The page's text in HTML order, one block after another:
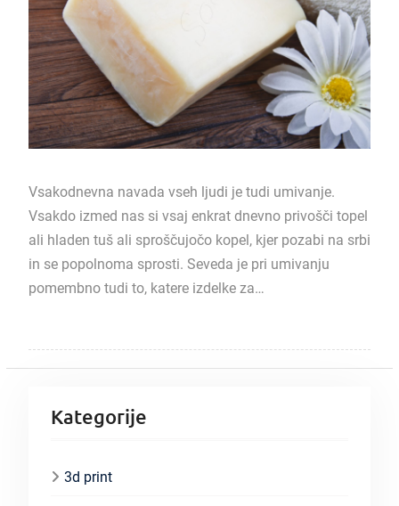
Vsakodnevna navada vseh ljudi je tudi umivanje.
Vsakdo izmed nas si vsaj enkrat dnevno privošči topel
ali hladen tuš ali sproščujočo kopel, kjer pozabi na srbi
in se popolnoma sprosti. Seveda je pri umivanju
pomembno tudi to, katere izdelke za…
Kategorije
3d print